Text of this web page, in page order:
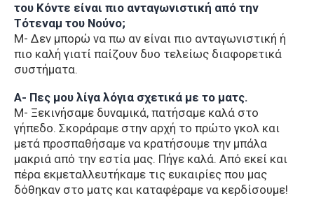
του Κόντε είναι πιο ανταγωνιστική από την
Τότεναμ του Νούνο;
Μ- Δεν μπορώ να πω αν είναι πιο ανταγωνιστική ή
πιο καλή γιατί παίζουν δυο τελείως διαφορετικά
συστήματα.
Α- Πες μου λίγα λόγια σχετικά με το ματς.
Μ- Ξεκινήσαμε δυναμικά, πατήσαμε καλά στο
γήπεδο. Σκοράραμε στην αρχή το πρώτο γκολ και
μετά προσπαθήσαμε να κρατήσουμε την μπάλα
μακριά από την εστία μας. Πήγε καλά. Από εκεί και
πέρα εκμεταλλευτήκαμε τις ευκαιρίες που μας
δόθηκαν στο ματς και καταφέραμε να κερδίσουμε!